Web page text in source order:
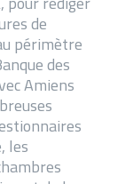
de
périmètre
des
Amiens
les